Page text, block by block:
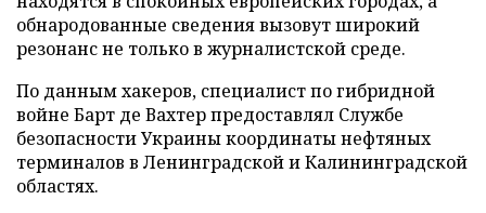
обнародованные сведения вызовут широкий
резонанс не только в журналистской среде.
По данным хакеров, специалист по гибридной
войне Барт де Вахтер предоставлял Службе
безопасности Украины координаты нефтяных
терминалов в Ленинградской и Калининградской
областях.